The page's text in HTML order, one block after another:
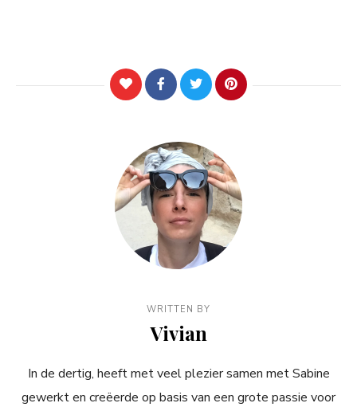
WRITTEN BY
Vivian
In de dertig, heeft met veel plezier samen met Sabine
gewerkt en creëerde op basis van een grote passie voor